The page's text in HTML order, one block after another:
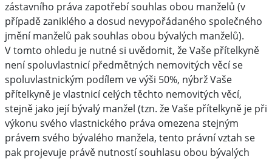
zástavního práva zapotřebí souhlas obou manželů (v
případě zaniklého a dosud nevypořádaného společného
jmění manželů pak souhlas obou bývalých manželů).
V tomto ohledu je nutné si uvědomit, že Vaše přítelkyně
není spoluvlastnicí předmětných nemovitých věcí se
spoluvlastnickým podílem ve výši 50%, nýbrž Vaše
přítelkyně je vlastnicí celých těchto nemovitých věcí,
stejně jako její bývalý manžel (tzn. že Vaše přítelkyně je při
výkonu svého vlastnického práva omezena stejným
právem svého bývalého manžela, tento právní vztah se
pak projevuje právě nutností souhlasu obou bývalých